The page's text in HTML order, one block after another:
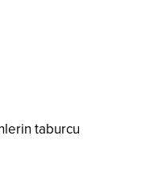
taburcu